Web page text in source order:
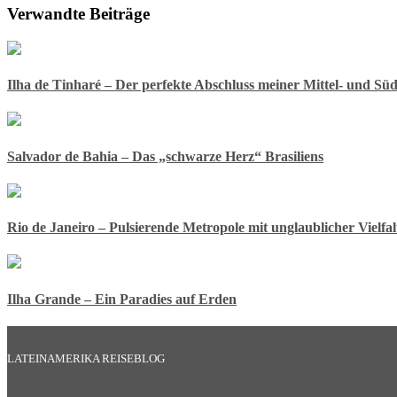
Verwandte Beiträge
Ilha de Tinharé – Der perfekte Abschluss meiner Mittel- und
Salvador de Bahia – Das „schwarze Herz“ Brasiliens
Rio de Janeiro – Pulsierende Metropole mit unglaublicher
Ilha Grande – Ein Paradies auf Erden
LATEINAMERIKA REISEBLOG